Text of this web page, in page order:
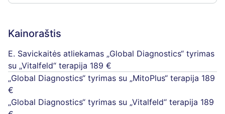
Kainoraštis
E. Savickaitės atliekamas „Global Diagnostics“ tyrimas
su „Vitalfeld“ terapija 189 €
„Global Diagnostics“ tyrimas su „MitoPlus“ terapija 189
€
„Global Diagnostics“ tyrimas su „Vitalfeld“ terapija 189